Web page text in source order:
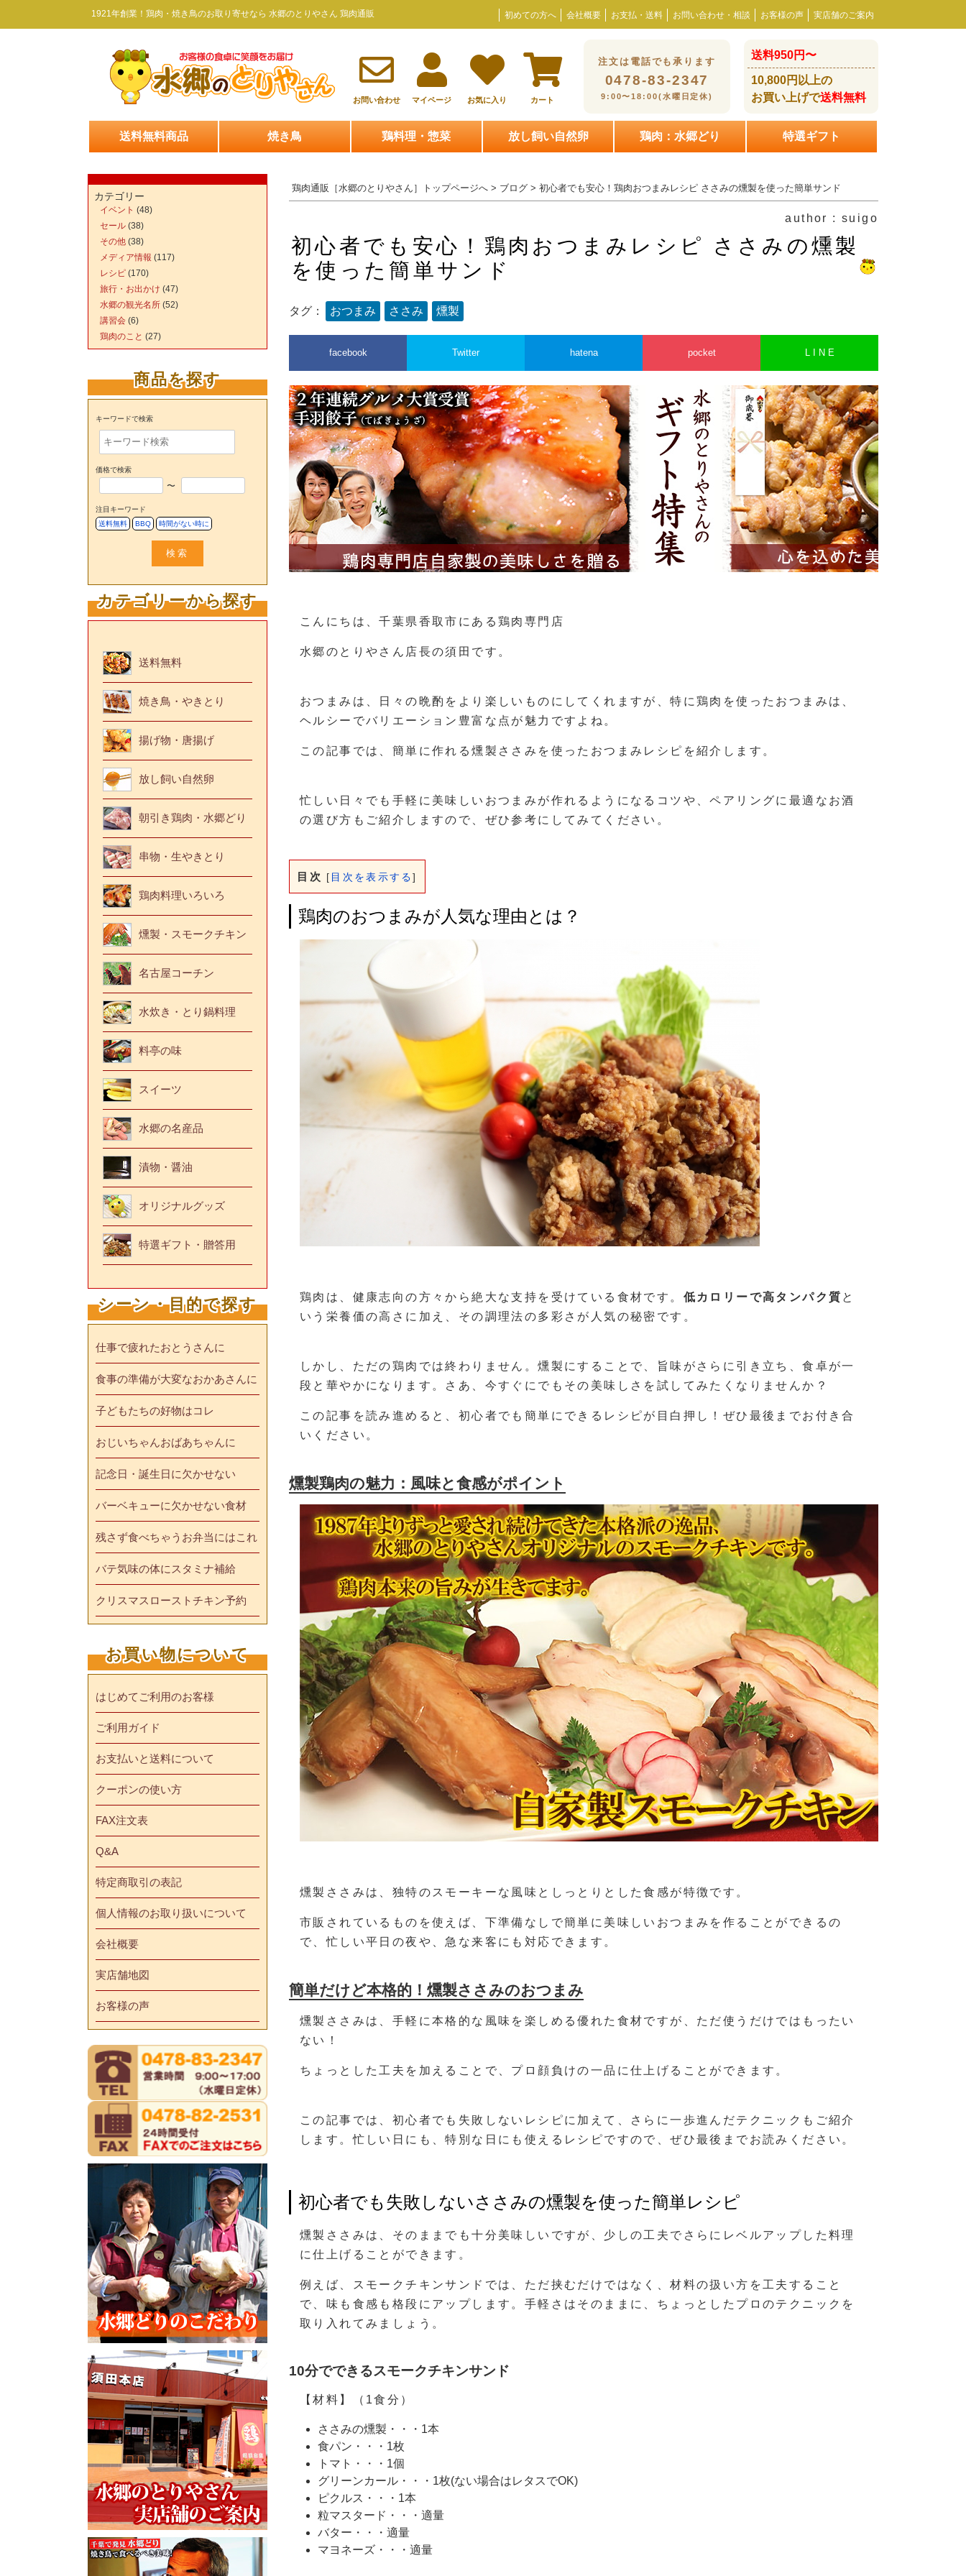
1921年創業！鶏肉・焼き鳥のお取り寄せなら 水郷のとりやさん 鶏肉通販 初めての方へ 会社概要 お支払・送料 お問い合わせ・相談 お客様の声 実店舗のご案内
お問い合わせ マイページ お気に入り カート
注文は電話でも承ります
0478-83-2347
9:00〜18:00(水曜日定休)
送料950円〜
10,800円以上の
お買い上げで送料無料
送料無料商品 焼き鳥 鶏料理・惣菜 放し飼い自然卵 鶏肉：水郷どり 特選ギフト
鶏肉通販［水郷のとりやさん］トップページへ > ブログ > 初心者でも安心！鶏肉おつまみレシピ ささみの燻製を使った簡単サンド
author : suigo
初心者でも安心！鶏肉おつまみレシピ ささみの燻製
を使った簡単サンド
タグ： おつまみ ささみ 燻製
facebook Twitter hatena pocket L I N E
こんにちは、千葉県香取市にある鶏肉専門店
水郷のとりやさん店長の須田です。
おつまみは、日々の晩酌をより楽しいものにしてくれますが、特に鶏肉を使ったおつまみは、
ヘルシーでバリエーション豊富な点が魅力ですよね。
この記事では、簡単に作れる燻製ささみを使ったおつまみレシピを紹介します。
忙しい日々でも手軽に美味しいおつまみが作れるようになるコツや、ペアリングに最適なお酒
の選び方もご紹介しますので、ぜひ参考にしてみてください。
目次 [ 目次を表示する]
鶏肉のおつまみが人気な理由とは？
鶏肉は、健康志向の方々から絶大な支持を受けている食材です。 低カロリーで高タンパク質 と
いう栄養価の高さに加え、その調理法の多彩さが人気の秘密です。
しかし、ただの鶏肉では終わりません。燻製にすることで、旨味がさらに引き立ち、食卓が一
段と華やかになります。さあ、今すぐにでもその美味しさを試してみたくなりませんか？
この記事を読み進めると、初心者でも簡単にできるレシピが目白押し！ぜひ最後までお付き合
いください。
燻製鶏肉の魅力：風味と食感がポイント
燻製ささみは、独特のスモーキーな風味としっとりとした食感が特徴です。
市販されているものを使えば、下準備なしで簡単に美味しいおつまみを作ることができるの
で、忙しい平日の夜や、急な来客にも対応できます。
簡単だけど本格的！燻製ささみのおつまみ
燻製ささみは、手軽に本格的な風味を楽しめる優れた食材ですが、ただ使うだけではもったい
ない！
ちょっとした工夫を加えることで、プロ顔負けの一品に仕上げることができます。
この記事では、初心者でも失敗しないレシピに加えて、さらに一歩進んだテクニックもご紹介
します。忙しい日にも、特別な日にも使えるレシピですので、ぜひ最後までお読みください。
初心者でも失敗しないささみの燻製を使った簡単レシピ
燻製ささみは、そのままでも十分美味しいですが、少しの工夫でさらにレベルアップした料理
に仕上げることができます。
例えば、スモークチキンサンドでは、ただ挟むだけではなく、材料の扱い方を工夫すること
で、味も食感も格段にアップします。手軽さはそのままに、ちょっとしたプロのテクニックを
取り入れてみましょう。
10分でできるスモークチキンサンド
【材料】（1食分）
ささみの燻製・・・1本
食パン・・・1枚
トマト・・・1個
グリーンカール・・・1枚(ない場合はレタスでOK)
ピクルス・・・1本
粒マスタード・・・適量
バター・・・適量
マヨネーズ・・・適量
カテゴリー
イベント (48)
セール (38)
その他 (38)
メディア情報 (117)
レシピ (170)
旅行・お出かけ (47)
水郷の観光名所 (52)
講習会 (6)
鶏肉のこと (27)
商品を探す
キーワードで検索
価格で検索
〜
注目キーワード
送料無料
BBQ 時間がない時に
検索
カテゴリーから探す
送料無料
焼き鳥・やきとり
揚げ物・唐揚げ
放し飼い自然卵
朝引き鶏肉・水郷どり
串物・生やきとり
鶏肉料理いろいろ
燻製・スモークチキン
名古屋コーチン
水炊き・とり鍋料理
料亭の味
スイーツ
水郷の名産品
漬物・醤油
オリジナルグッズ
特選ギフト・贈答用
シーン・目的で探す
仕事で疲れたおとうさんに
食事の準備が大変なおかあさんに
子どもたちの好物はコレ
おじいちゃんおばあちゃんに
記念日・誕生日に欠かせない
バーベキューに欠かせない食材
残さず食べちゃうお弁当にはこれ
バテ気味の体にスタミナ補給
クリスマスローストチキン予約
お買い物について
はじめてご利用のお客様
ご利用ガイド
お支払いと送料について
クーポンの使い方
FAX注文表
Q&A
特定商取引の表記
個人情報のお取り扱いについて
会社概要
実店舗地図
お客様の声